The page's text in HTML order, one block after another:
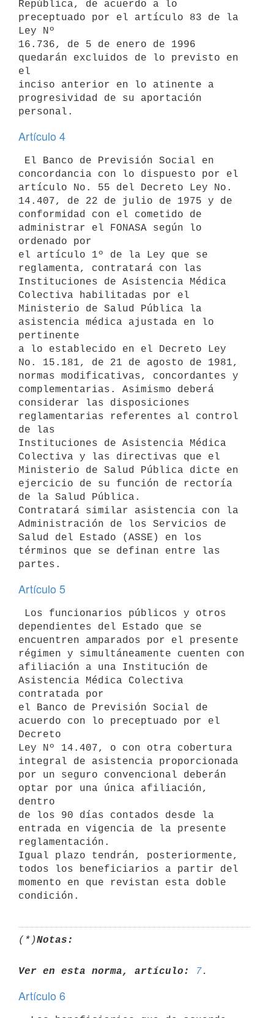
República, de acuerdo a lo
preceptuado por el artículo 83 de la
Ley Nº
16.736, de 5 de enero de 1996
quedarán excluidos de lo previsto en
el
inciso anterior en lo atinente a
progresividad de su aportación
Artículo 4
concordancia con lo dispuesto por el
artículo No. 55 del Decreto Ley No.
14.407, de 22 de julio de 1975 y de
conformidad con el cometido de
administrar el FONASA según lo
ordenado por
el artículo 1º de la Ley que se
reglamenta, contratará con las
Instituciones de Asistencia Médica
Colectiva habilitadas por el
Ministerio de Salud Pública la
asistencia médica ajustada en lo
pertinente
a lo establecido en el Decreto Ley
No. 15.181, de 21 de agosto de 1981,
normas modificativas, concordantes y
complementarias. Asimismo deberá
considerar las disposiciones
reglamentarias referentes al control
de las
Instituciones de Asistencia Médica
Colectiva y las directivas que el
Ministerio de Salud Pública dicte en
ejercicio de su función de rectoría
de la Salud Pública.
Contratará similar asistencia con la
Administración de los Servicios de
Salud del Estado (ASSE) en los
términos que se definan entre las
Artículo 5
dependientes del Estado que se
encuentren amparados por el presente
régimen y simultáneamente cuenten con
afiliación a una Institución de
Asistencia Médica Colectiva
contratada por
el Banco de Previsión Social de
acuerdo con lo preceptuado por el
Decreto
Ley Nº 14.407, o con otra cobertura
integral de asistencia proporcionada
por un seguro convencional deberán
optar por una única afiliación,
dentro
de los 90 días contados desde la
entrada en vigencia de la presente
reglamentación.
Igual plazo tendrán, posteriormente,
todos los beneficiarios a partir del
momento en que revistan esta doble
(*)Notas:
Ver en esta norma, artículo: 7
Artículo 6